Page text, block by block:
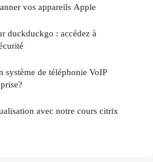
vos appareils Apple
duckduckgo : accédez à
système de téléphonie VoIP
avec notre cours citrix